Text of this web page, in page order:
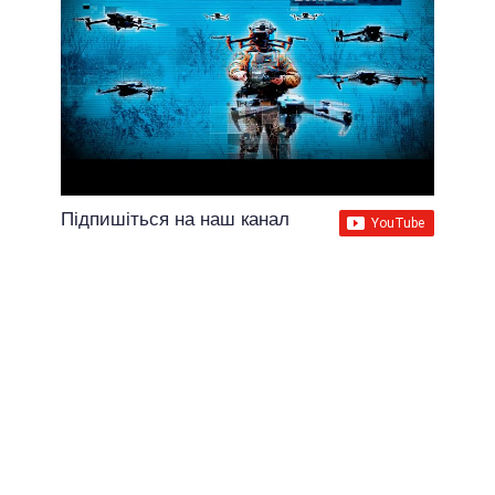
Підпишіться на наш канал